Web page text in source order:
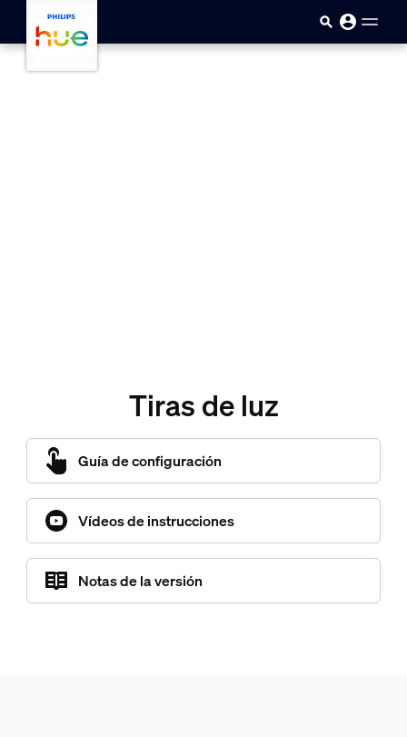
Saltar al contenido principal
Tiras de luz
Guía de configuración
Vídeos de instrucciones
Notas de la versión